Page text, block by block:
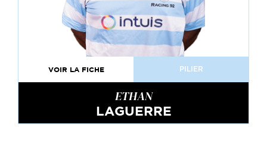
VOIR LA FICHE PILIER
ETHAN
LAGUERRE